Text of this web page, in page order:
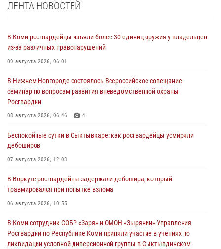
ЛЕНТА НОВОСТЕЙ
В Коми росгвардейцы изъяли более 30 единиц оружия у владельцев
из-за различных правонарушений
09 августа 2026, 06:01
В Нижнем Новгороде состоялось Всероссийское совещание-
семинар по вопросам развития вневедомственной охраны
Росгвардии
08 августа 2026, 06:46 4
Беспокойные сутки в Сыктывкаре: как росгвардейцы усмиряли
дебоширов
07 августа 2026, 12:03
В Воркуте росгвардейцы задержали дебошира, который
травмировался при попытке взлома
06 августа 2026, 10:55
В Коми сотрудник СОБР «Заря» и ОМОН «Зырянин» Управления
Росгвардии по Республике Коми приняли участие в учениях по
ликвидации условной диверсионной группы в Сыктывдинском